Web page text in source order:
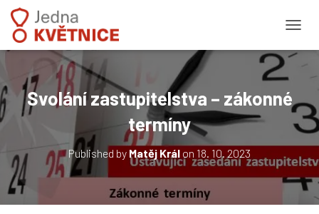
Svolání zastupitelstva – zákonné
termíny
Published by Matěj Král on 18. 10. 2023